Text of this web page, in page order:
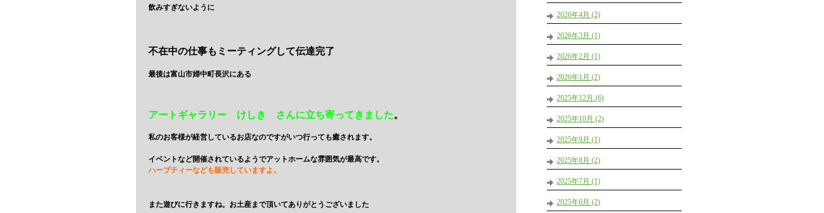
飲みすぎないように
不在中の仕事もミーティングして伝達完了
最後は富山市婦中町長沢にある
アートギャラリー けしき さんに立ち寄ってきました。
私のお客様が経営しているお店なのですがいつ行っても癒されます。
イベントなど開催されているようでアットホームな雰囲気が最高です。
ハーブティーなども販売していますよ。
また遊びに行きますね。お土産まで頂いてありがとうございました
2026年4月 (2)
2026年3月 (1)
2026年2月 (1)
2026年1月 (2)
2025年12月 (6)
2025年10月 (2)
2025年9月 (1)
2025年8月 (2)
2025年7月 (1)
2025年6月 (2)